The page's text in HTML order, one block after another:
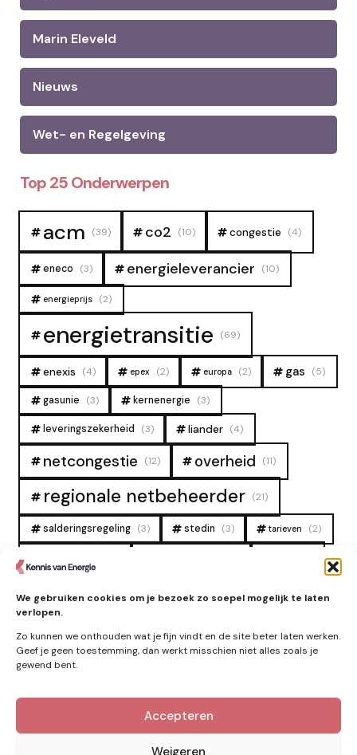
We gebruiken cookies om je bezoek zo soepel mogelijk te laten
verlopen.
Zo kunnen we onthouden wat je fijn vindt en de site beter laten werken.
Geef je geen toestemming, dan werkt misschien niet alles zoals je
gewend bent.
Accepteren
Weigeren
Marin Eleveld
Nieuws
Wet- en Regelgeving
Top 25 Onderwerpen
acm (39) co2 (10) congestie (4)
eneco (3) energieleverancier (10)
energieprijs (2)
energietransitie (69)
enexis (4) epex (2) europa (2) gas (5)
gasunie (3) kernenergie (3)
leveringszekerheid (3) liander (4)
netcongestie (12) overheid (11)
regionale netbeheerder (21)
salderingsregeling (3) stedin (3) tarieven (2)
tennet
zonne-energie (9)
Kennis van Energie in je mailbox?
Abonner op nieuwe artikelen.